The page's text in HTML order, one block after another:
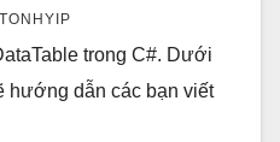
trong C#. Dưới
hướng dẫn các bạn viết